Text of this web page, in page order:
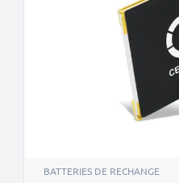
BATTERIES DE RECHANGE